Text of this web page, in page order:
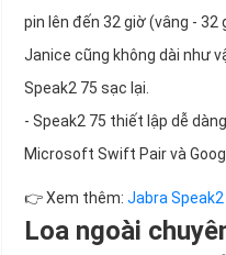
pin lên đến 32 giờ (vâng -
Janice cũng không dài như
Speak2 75 sạc lại.
- Speak2 75 thiết lập dễ
Microsoft Swift Pair và
👉 Xem thêm: Jabra Speak2
Loa ngoài